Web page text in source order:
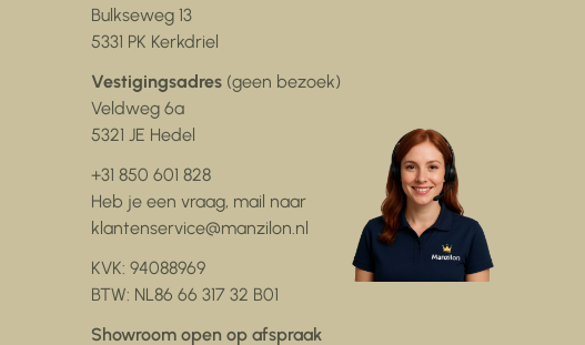
Bulkseweg 13
5331 PK Kerkdriel
Vestigingsadres (geen bezoek)
Veldweg 6a
5321 JE Hedel
+31 850 601 828
Heb je een vraag, mail naar
klantenservice@manzilon.nl
KVK: 94088969
BTW: NL86 66 317 32 B01
Showroom open op afspraak